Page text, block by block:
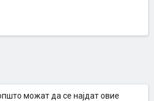
можат да се најдат овие